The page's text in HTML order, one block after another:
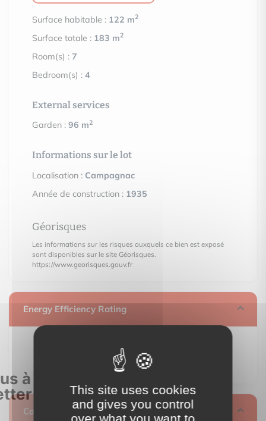
Surface habitable : 122 m2
Surface totale : 183 m2
Room(s) : 7
Bedroom(s) :4
External services
Garden :96 m2
Informations sur le lot
Localisation : Campagnac
Année de construction : 1935
Géorisques
Les informations sur les risques auxquels ce bien est exposé
sont disponibles sur le site Géorisques.
https://www.georisques.gouv.fr
Energy Efficiency Rating
Calculez vos mensualités
This site uses cookies
and gives you control
over what you want to